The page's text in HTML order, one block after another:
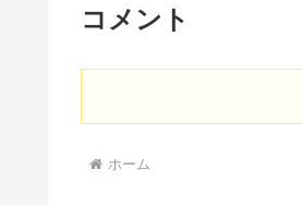
コメント
ホーム